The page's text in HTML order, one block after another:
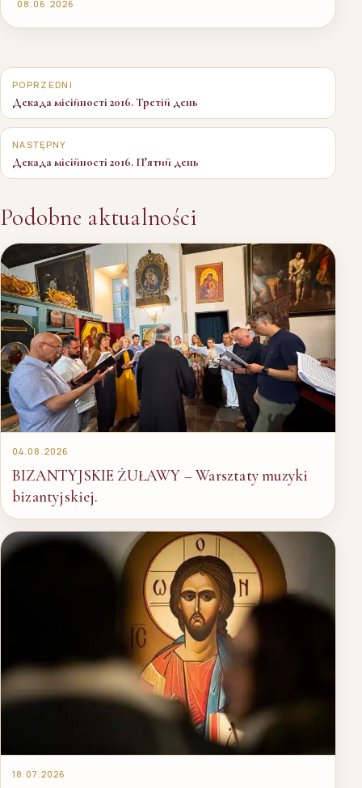
08.06.2026
Nawigacja
wpisu
POPRZEDNI
Декада місійності 2016. Третій день
NASTĘPNY
Декада місійності 2016. П’ятий день
Podobne aktualności
04.08.2026
BIZANTYJSKIE ŻUŁAWY – Warsztaty muzyki
bizantyjskiej.
18.07.2026